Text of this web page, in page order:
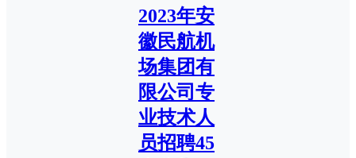
2023年安
徽民航机
场集团有
限公司专
业技术人
员招聘45